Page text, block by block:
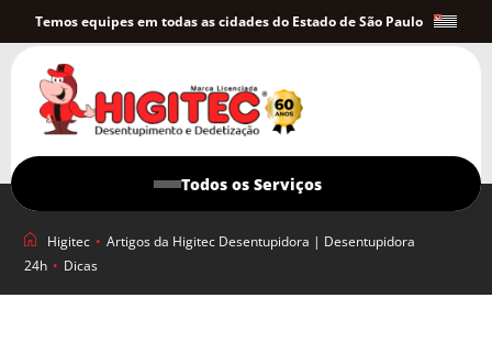
Higitec • Artigos da Higitec Desentupidora | Desentupidora
24h • Dicas
Temos equipes em todas as cidades do Estado de São Paulo
Todos os Serviços